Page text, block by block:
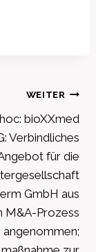
WEITER
bioXXmed
Verbindliches
für die
GmbH aus
M&A-Prozess
angenommen;